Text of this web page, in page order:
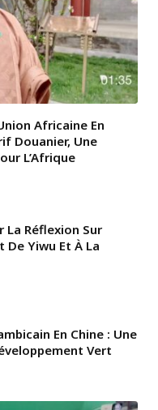
Africaine En
Douanier, Une
L’Afrique
La Réflexion Sur
De Yiwu Et À La
En Chine : Une
Vert